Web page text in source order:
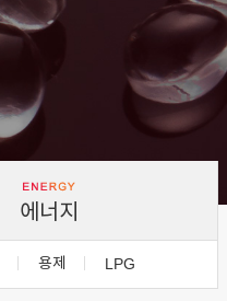
에너지
용제 LPG